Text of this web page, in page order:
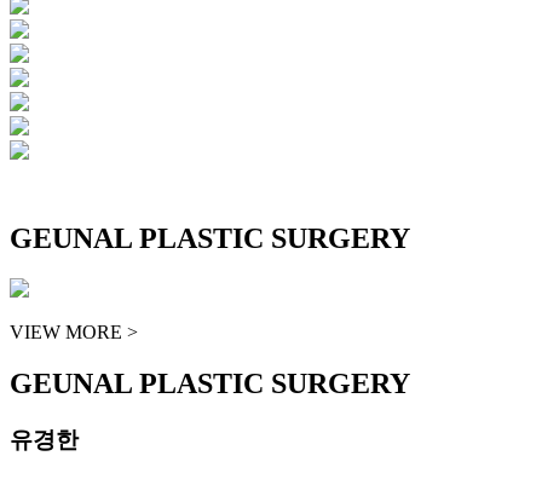
GEUNAL PLASTIC SURGERY
VIEW MORE >
GEUNAL PLASTIC SURGERY
유경한